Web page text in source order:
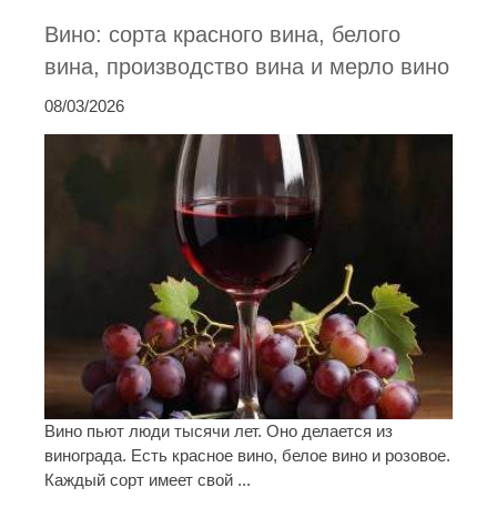
Вино: сорта красного вина, белого
вина, производство вина и мерло вино
08/03/2026
Вино пьют люди тысячи лет. Оно делается из
винограда. Есть красное вино, белое вино и розовое.
Каждый сорт имеет свой ...